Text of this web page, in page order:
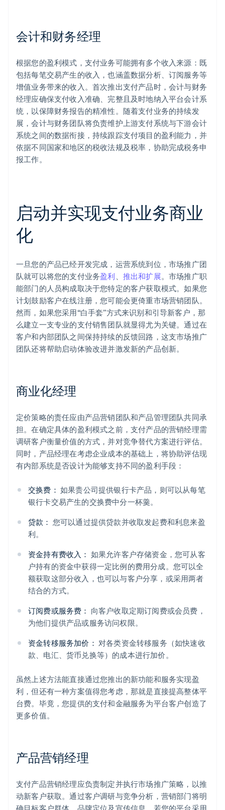
会计和财务经理
根据您的盈利模式，支付业务可能拥有多个收入来源：既
包括每笔交易产生的收入，也涵盖数据分析、订阅服务等
增值业务带来的收入。首次推出支付产品时，会计与财务
经理应确保支付收入准确、完整且及时地纳入平台会计系
统，以保障财务报告的精准性。随着支付业务的持续发
展，会计与财务团队将负责维护上游支付系统与下游会计
系统之间的数据衔接，持续跟踪支付项目的盈利能力，并
依据不同国家和地区的税收法规及税率，协助完成税务申
报工作。
启动并实现支付业务商业
化
一旦您的产品已经开发完成，运营系统到位，市场推广团
队就可以将您的支付业务盈利 、 推出和扩展。市场推广职
能部门的人员构成取决于您特定的客户获取模式。如果您
计划鼓励客户在线注册，您可能会更倚重市场营销团队。
然而，如果您采用“白手套”方式来识别和引导新客户，那
么建立一支专业的支付销售团队就显得尤为关键。通过在
客户和内部团队之间保持持续的反馈回路，这支市场推广
团队还将帮助启动体验改进并激发新的产品创新。
商业化经理
定价策略的责任应由产品营销团队和产品管理团队共同承
担。在确定具体的盈利模式之前，支付产品的营销经理需
调研客户衡量价值的方式，并对竞争替代方案进行评估。
同时，产品经理在考虑企业成本的基础上，将协助评估现
有内部系统是否设计为能够支持不同的盈利手段：
交换费： 如果贵公司提供银行卡产品，则可以从每笔
银行卡交易产生的交换费中分一杯羹。
贷款： 您可以通过提供贷款并收取发起费和利息来盈
利。
资金持有费收入： 如果允许客户存储资金，您可从客
户持有的资金中获得一定比例的费用分成。您可以全
额获取这部分收入，也可以与客户分享，或采用两者
结合的方式。
订阅费或服务费： 向客户收取定期订阅费或会员费，
为他们提供产品或服务访问权限。
资金转移服务加价： 对各类资金转移服务（如快速收
款、电汇、货币兑换等）的成本进行加价。
虽然上述方法能直接通过您推出的新功能和服务实现盈
利，但还有一种方案值得您考虑，那就是直接提高整体平
台费。毕竟，您提供的支付和金融服务为平台客户创造了
更多价值。
产品营销经理
支付产品营销经理应负责制定并执行市场推广策略，以推
动新客户获取。通过客户调研与竞争分析，营销部门将明